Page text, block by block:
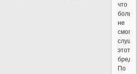
что
не
смогу
этот
бред.
По